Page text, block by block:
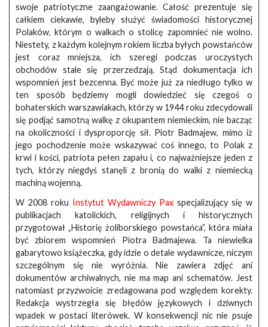
swoje patriotyczne zaangażowanie. Całość prezentuje się
całkiem ciekawie, byleby służyć świadomości historycznej
Polaków, którym o walkach o stolicę zapomnieć nie wolno.
Niestety, z każdym kolejnym rokiem liczba byłych powstańców
jest coraz mniejsza, ich szeregi podczas uroczystych
obchodów stale się przerzedzają. Stąd dokumentacja ich
wspomnień jest bezcenna. Być może już za niedługo tylko w
ten sposób będziemy mogli dowiedzieć się czegoś o
bohaterskich warszawiakach, którzy w 1944 roku zdecydowali
się podjąć samotną walkę z okupantem niemieckim, nie bacząc
na okoliczności i dysproporcję sił. Piotr Badmajew, mimo iż
jego pochodzenie może wskazywać coś innego, to Polak z
krwi i kości, patriota pełen zapału i, co najważniejsze jeden z
tych, którzy niegdyś stanęli z bronią do walki z niemiecką
machiną wojenną.
W 2008 roku Instytut Wydawniczy Pax specjalizujący się w
publikacjach katolickich, religijnych i historycznych
przygotował „Historię żoliborskiego powstańca”, która miała
być zbiorem wspomnień Piotra Badmajewa. Ta niewielka
gabarytowo książeczka, gdy idzie o detale wydawnicze, niczym
szczególnym się nie wyróżnia. Nie zawiera zdjęć ani
dokumentów archiwalnych, nie ma map ani schematów. Jest
natomiast przyzwoicie zredagowana pod względem korekty.
Redakcja wystrzegła się błędów językowych i dziwnych
wpadek w postaci literówek. W konsekwencji nic nie psuje